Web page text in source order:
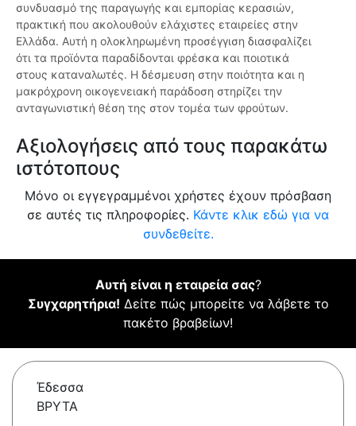
συνδυασμό της παραγωγής και εμπορίας κερασιών,
πρακτική που ακολουθούν ελάχιστες εταιρείες στην
Ελλάδα. Αυτή η ολοκληρωμένη προσέγγιση διασφαλίζει
ότι τα προϊόντα παραδίδονται φρέσκα και ποιοτικά
στους καταναλωτές. Η δέσμευση στην ποιότητα και η
μακρόχρονη οικογενειακή παράδοση στηρίζει την
ανταγωνιστική θέση της στον τομέα των φρούτων.
Αξιολογήσεις από τους παρακάτω
ιστότοπους
Μόνο οι εγγεγραμμένοι χρήστες έχουν πρόσβαση
σε αυτές τις πληροφορίες. Κάντε κλικ εδώ για να
συνδεθείτε.
Αυτή είναι η εταιρεία σας?
Συγχαρητήρια! Δείτε πώς μπορείτε να λάβετε το
πακέτο βραβείων!
Έδεσσα
ΒΡΥΤΑ